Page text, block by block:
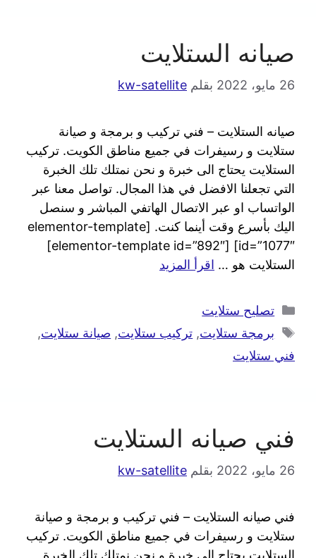
صيانه الستلايت
26 مايو، 2022 بقلم kw-satellite
صيانه الستلايت – فني تركيب و برمجة و صيانة
ستلايت و رسيفرات في جميع مناطق الكويت. تركيب
الستلايت يحتاج الى خبرة و نحن نمتلك تلك الخبرة
التي تجعلنا الافضل في هذا المجال. تواصل معنا عبر
الواتساب او عبر الاتصال الهاتفي المباشر و سنصل
اليك بأسرع وقت أينما كنت. [elementor-template
id=”1077″] [elementor-template id=”892″]
الستلايت هو … اقرأ المزيد
تصليح ستلايت
برمجة ستلايت, تركيب ستلايت, صيانة ستلايت,
فني ستلايت
فني صيانه الستلايت
26 مايو، 2022 بقلم kw-satellite
فني صيانه الستلايت – فني تركيب و برمجة و صيانة
ستلايت و رسيفرات في جميع مناطق الكويت. تركيب
الستلايت يحتاج الى خبرة و نحن نمتلك تلك الخبرة